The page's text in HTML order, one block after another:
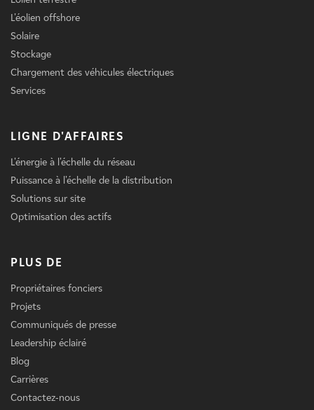
L'éolien offshore
Solaire
Stockage
Chargement des véhicules électriques
Services
LIGNE D'AFFAIRES
L'énergie à l'échelle du réseau
Puissance à l'échelle de la distribution
Solutions sur site
Optimisation des actifs
PLUS DE
Propriétaires fonciers
Projets
Communiqués de presse
Leadership éclairé
Blog
Carrières
Contactez-nous